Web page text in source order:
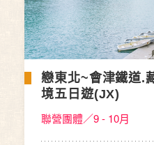
戀東北~會津鐵道.
境五日遊(JX)
聯營團體／9 - 10月